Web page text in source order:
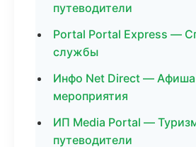
путеводители
Portal Portal Express —
службы
Инфо Net Direct —
мероприятия
ИП Media Portal —
путеводители